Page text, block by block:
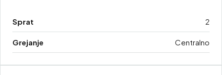
Sprat 2
Grejanje Centralno